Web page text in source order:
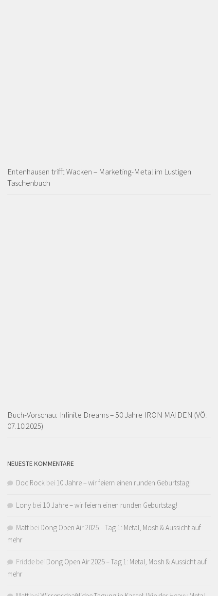
Entenhausen trifft Wacken – Marketing-Metal im Lustigen
Taschenbuch
Buch-Vorschau: Infinite Dreams – 50 Jahre IRON MAIDEN (VÖ:
07.10.2025)
NEUESTE KOMMENTARE
Doc Rock bei 10 Jahre – wir feiern einen runden Geburtstag!
Lony bei 10 Jahre – wir feiern einen runden Geburtstag!
Matt bei Dong Open Air 2025 – Tag 1: Metal, Mosh & Aussicht auf
mehr
Fridde bei Dong Open Air 2025 – Tag 1: Metal, Mosh & Aussicht auf
mehr